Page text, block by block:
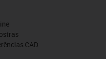
CAD